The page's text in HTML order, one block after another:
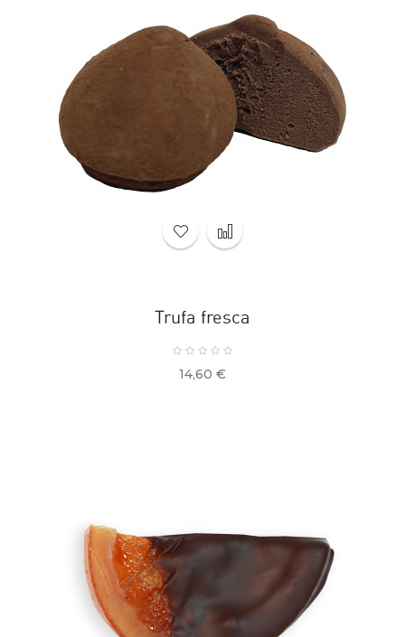
Trufa fresca
Precio
14,60 €